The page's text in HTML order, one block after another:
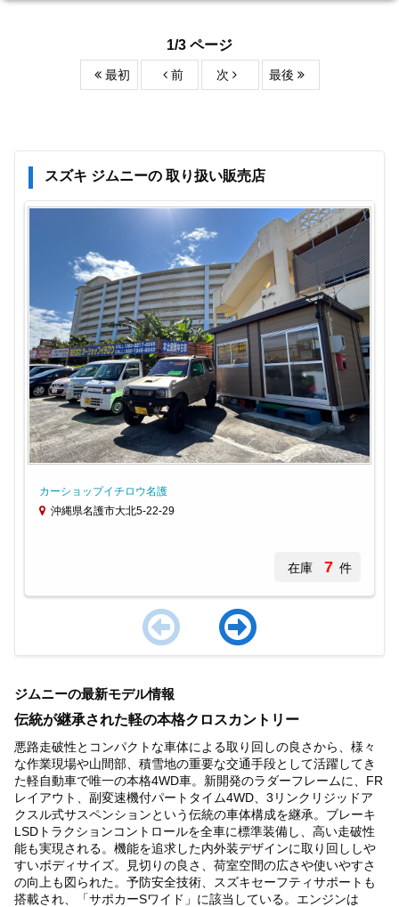
1/3 ページ
最初 前 次 最後
スズキ ジムニーの 取り扱い販売店
カーショップイチロウ名護
沖縄県名護市大北5-22-29
在庫 7 件
of
4
ジムニーの最新モデル情報
伝統が継承された軽の本格クロスカントリー
悪路走破性とコンパクトな車体による取り回しの良さから、様々
な作業現場や山間部、積雪地の重要な交通手段として活躍してき
た軽自動車で唯一の本格4WD車。新開発のラダーフレームに、FR
レイアウト、副変速機付パートタイム4WD、3リンクリジッドア
クスル式サスペンションという伝統の車体構成を継承。ブレーキ
LSDトラクションコントロールを全車に標準装備し、高い走破性
能も実現される。機能を追求した内外装デザインに取り回ししや
すいボディサイズ。見切りの良さ、荷室空間の広さや使いやすさ
の向上も図られた。予防安全技術、スズキセーフティサポートも
搭載され、「サポカーSワイド」に該当している。エンジンは